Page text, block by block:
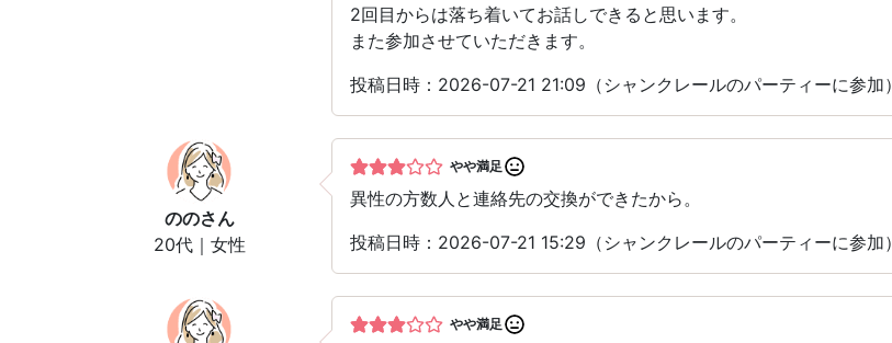
2回目からは落ち着いてお話しできると思います。
また参加させていただきます。
投稿日時：2026-07-21 21:09（シャンクレールのパーティーに参加）
ののさん
20代｜女性
やや満足
異性の方数人と連絡先の交換ができたから。
投稿日時：2026-07-21 15:29（シャンクレールのパーティーに参加）
やや満足